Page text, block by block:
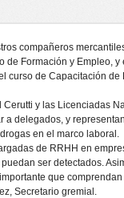
compañeros
de Formación y Empleo,
curso de Capacitación
y las Licenciadas
delegados, y
en el marco laboral.
de RRHH en
ser detectados.
que
Secretario gremial.